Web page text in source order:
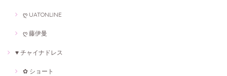
ღ UATONLINE
ღ 藤伊曼
♥ チャイナドレス
✿ ショート